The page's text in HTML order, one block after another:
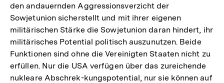
der
Fußnote
den andauernden Aggressionsverzicht der
Sowjetunion sicherstellt und mit ihrer eigenen
militärischen Stärke die Sowjetunion daran hindert, ihr
militärisches Potential politisch auszunutzen. Beide
Funktionen sind ohne die Vereinigten Staaten nicht zu
erfüllen. Nur die USA verfügen über das zureichende
nukleare Abschrek-kungspotential, nur sie können auf